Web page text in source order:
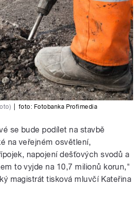
foto: Fotobanka Profimedia
se bude podílet na stavbě
na veřejném osvětlení,
napojení dešťových svodů a
to vyjde na 10,7 milionů korun,"
magistrát tisková mluvčí Kateřina